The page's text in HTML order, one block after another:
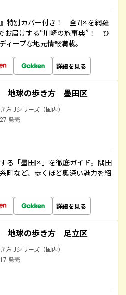
特別カバー付き！ 全7区を網羅
お届けする“川崎の旅事典”！ ひ
ィープな地元情報満載。
詳細を見る
地球の歩き方 墨田区
方 Jシリーズ（国内）
発売
る「墨田区」を徹底ガイド。隅田
町など、歩くほど奥深い魅力を紹
詳細を見る
地球の歩き方 足立区
方 Jシリーズ（国内）
発売